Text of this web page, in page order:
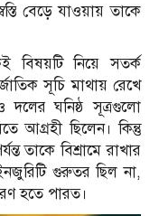
বেড়ে যাওয়ায় তাকে
বিষয়টি নিয়ে সতর্ক
সূচি মাথায় রেখে
দলের ঘনিষ্ঠ সূত্রগুলো
আগ্রহী ছিলেন। কিন্তু
তাকে বিশ্রামে রাখার
গুরুতর ছিল না,
হতে পারত।